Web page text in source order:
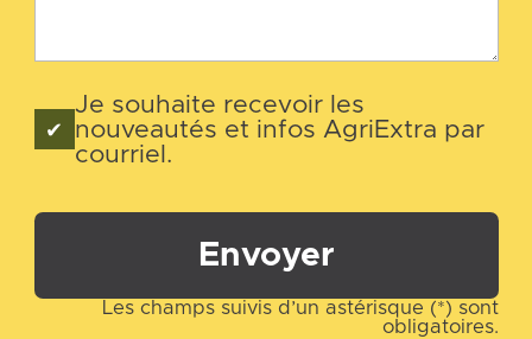
Je souhaite recevoir les
nouveautés et infos AgriExtra par
courriel.
Envoyer
Les champs suivis d’un astérisque (*) sont
obligatoires.